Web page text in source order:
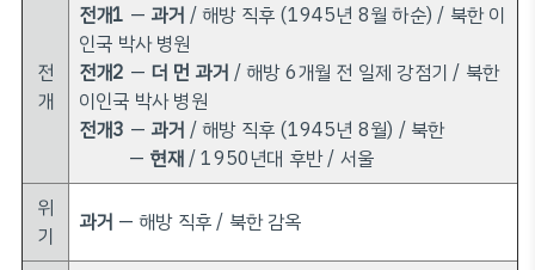
전
개
전개1 — 과거 / 해방 직후 (1945년 8월 하순) / 북한 이
인국 박사 병원
전개2 — 더 먼 과거 / 해방 6개월 전 일제 강점기 / 북한
이인국 박사 병원
전개3 — 과거 / 해방 직후 (1945년 8월) / 북한
— 현재/ 1950년대 후반 / 서울
위
기
과거 — 해방 직후 / 북한 감옥